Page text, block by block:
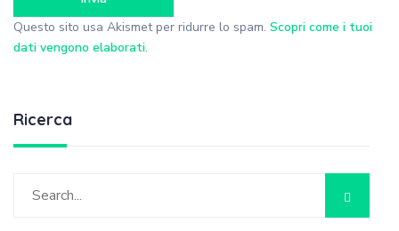
Questo sito usa Akismet per ridurre lo spam. Scopri come i tuoi
dati vengono elaborati.
Ricerca